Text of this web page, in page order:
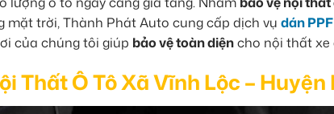
mặt trời, Thành Phát Auto cung cấp dịch vụ dán
của chúng tôi giúp bảo vệ toàn diệncho nội thất xe
Thất Ô Tô Xã Vĩnh Lộc –